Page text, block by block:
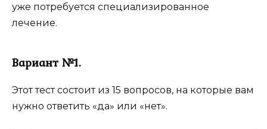
уже потребуется специализированное
лечение.
Вариант №1.
Этот тест состоит из 15 вопросов, на которые вам
нужно ответить «да» или «нет».